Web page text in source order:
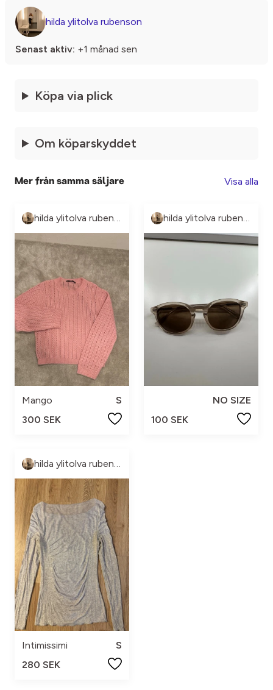
hilda ylitolva rubenson
Senast aktiv: +1 månad sen
Köpa via plick
Om köparskyddet
Mer från samma säljare Visa alla
hilda ylitolva rubenson
Mango
S
300 SEK
hilda ylitolva rubenson
NO SIZE
100 SEK
Intimissimi
S
280 SEK